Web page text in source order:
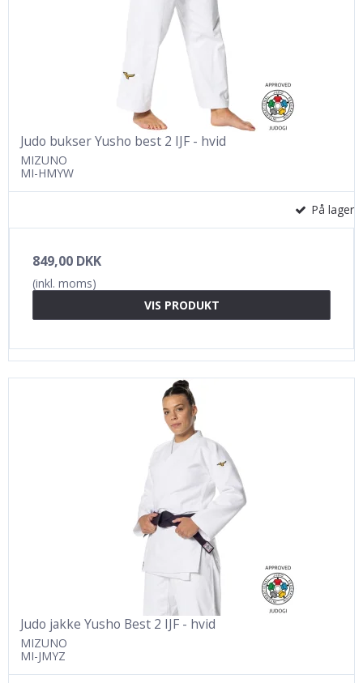
Judo bukser Yusho best 2 IJF - hvid
MIZUNO
MI-HMYW
På lager
849,00 DKK
(inkl. moms)
VIS PRODUKT
Judo jakke Yusho Best 2 IJF - hvid
MIZUNO
MI-JMYZ